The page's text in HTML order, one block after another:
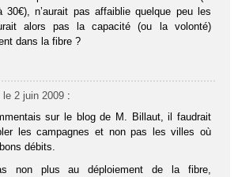
n’aurait pas affaiblie quelque peu les
alors pas la capacité (ou la volonté)
dans la fibre ?
le 2 juin 2009 :
sur le blog de M. Billaut, il faudrait
les campagnes et non pas les villes où
débits.
non plus au déploiement de la fibre,